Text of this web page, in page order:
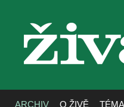
živa
ARCHIV O ŽIVĚ